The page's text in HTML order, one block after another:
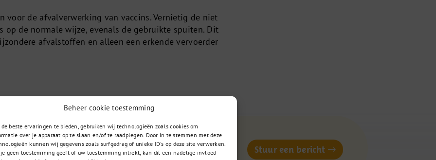
Beheer cookie toestemming
de beste ervaringen te bieden, gebruiken wij technologieën zoals cookies om
over je apparaat op te slaan en/of te raadplegen. Door in te stemmen met deze
kunnen wij gegevens zoals surfgedrag of unieke ID's op deze site verwerken.
geen toestemming geeft of uw toestemming intrekt, kan dit een nadelige invloed
voor de afvalverwerking van vaccins. Vernietig de niet
op de normale wijze, evenals de gebruikte spuiten. Dit
afvalstoffen en alleen een erkende vervoerder
u zoekt
085 – 02 98 705
Op werkdagen bereikbaar
Stuur een bericht